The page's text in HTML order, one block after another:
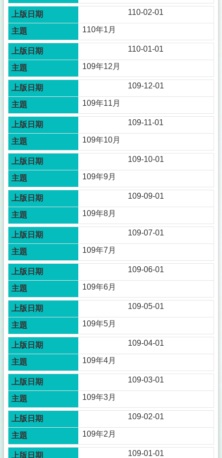
110-02-01
110年1月
110-01-01
109年12月
109-12-01
109年11月
109-11-01
109年10月
109-10-01
109年9月
109-09-01
109年8月
109-07-01
109年7月
109-06-01
109年6月
109-05-01
109年5月
109-04-01
109年4月
109-03-01
109年3月
109-02-01
109年2月
109-01-01